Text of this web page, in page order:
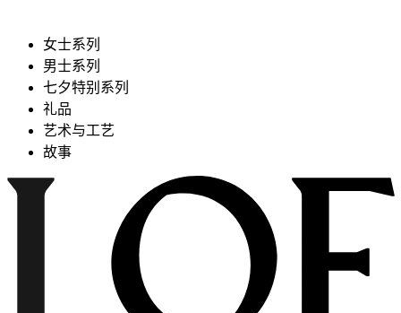
女士系列
男士系列
七夕特别系列
礼品
艺术与工艺
故事